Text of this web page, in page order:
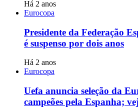
Há 2 anos
Eurocopa
Presidente da Federação
é suspenso por dois anos
Há 2 anos
Eurocopa
Uefa anuncia seleção da
campeões pela Espanha;